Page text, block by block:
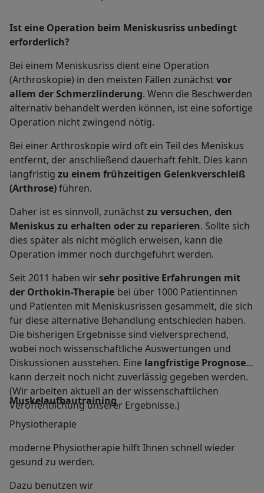
Ist eine Operation beim Meniskusriss unbedingt
erforderlich?
Bei einem Meniskusriss dient eine Operation
(Arthroskopie) in den meisten Fällen zunächstvor
allem der Schmerzlinderung. Wenn die Beschwerden
alternativ behandelt werden können, ist eine sofortige
Operation nicht zwingend nötig.
Bei einer Arthroskopie wird oft ein Teil des Meniskus
entfernt, der anschließend dauerhaft fehlt. Dies kann
langfristig zu einem frühzeitigen Gelenkverschleiß
(Arthrose)führen.
Daher ist es sinnvoll, zunächstzu versuchen, den
Meniskus zu erhalten oder zu reparieren. Sollte sich
dies später als nicht möglich erweisen, kann die
Operation immer noch durchgeführt werden.
Seit 2011 haben wirsehr positive Erfahrungen mit
der Orthokin-Therapie bei über 1000 Patientinnen
und Patienten mit Meniskusrissen gesammelt, die sich
für diese alternative Behandlung entschieden haben.
Die bisherigen Ergebnisse sind vielversprechend,
wobei noch wissenschaftliche Auswertungen und
Diskussionen ausstehen. Eine langfristige Prognose
kann derzeit noch nicht zuverlässig gegeben werden.
(Wir arbeiten aktuell an der wissenschaftlichen
Veröffentlichung unserer Ergebnisse.)
Muskelaufbautraining
Physiotherapie
moderne Physiotherapie hilft Ihnen schnell wieder
gesund zu werden.
Dazu benutzen wir